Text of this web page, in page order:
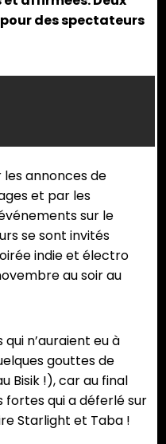
des spectateurs
annonces de
et par les
sur le
se sont invités
indie et électro
au soir au
n’auraient eu à
gouttes de
Bisik !), car au final
fortes qui a déferlé sur
Starlight et Taba !